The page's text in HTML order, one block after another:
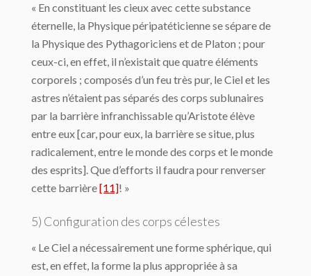
« En constituant les cieux avec cette substance
éternelle, la Physique péripatéticienne se sépare de
la Physique des Pythagoriciens et de Platon ; pour
ceux-ci, en effet, il n’existait que quatre éléments
corporels ; composés d’un feu très pur, le Ciel et les
astres n’étaient pas séparés des corps sublunaires
par la barrière infranchissable qu’Aristote élève
entre eux [car, pour eux, la barrière se situe, plus
radicalement, entre le monde des corps et le monde
des esprits]. Que d’efforts il faudra pour renverser
cette barrière[11]! »
5) Configuration des corps célestes
« Le Ciel a nécessairement une forme sphérique, qui
est, en effet, la forme la plus ap­propriée à sa